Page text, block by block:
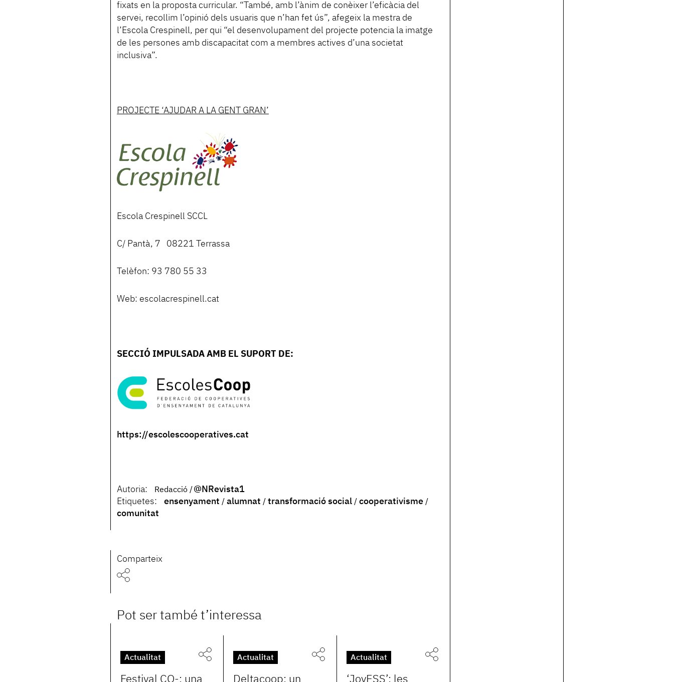
fixats en la proposta curricular. “També, amb l’ànim de conèixer l’eficàcia del
servei, recollim l’opinió dels usuaris que n’han fet ús”, afegeix la mestra de
l’Escola Crespinell, per qui “el desenvolupament del projecte potencia la imatge
de les persones amb discapacitat com a membres actives d’una societat
inclusiva”.
PROJECTE ‘AJUDAR A LA GENT GRAN’
Escola Crespinell SCCL
C/ Pantà, 7 08221 Terrassa
Telèfon: 93 780 55 33
Web: escolacrespinell.cat
SECCIÓ IMPULSADA AMB EL SUPORT DE:
https://escolescooperatives.cat
Autoria: Redacció
@NRevista1
Etiquetes:
ensenyament alumnat transformació social
cooperativisme
comunitat
Comparteix
Pot ser també t’interessa
Actualitat
Festival CO-: una
Actualitat
Deltacoop: un
Actualitat
‘JovESS’: les